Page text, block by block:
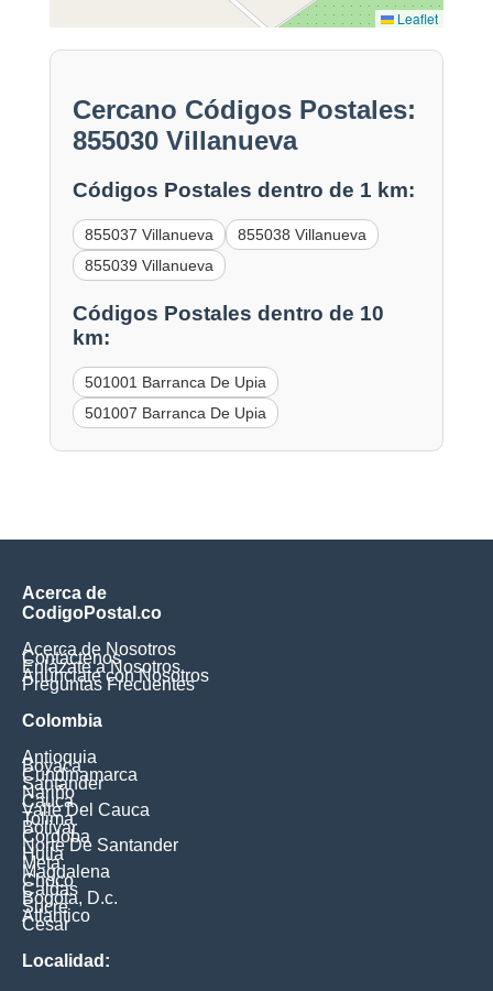
Leaflet
Cercano Códigos Postales:
855030 Villanueva
Códigos Postales dentro de 1 km:
855037 Villanueva
855038 Villanueva
855039 Villanueva
Códigos Postales dentro de 10
km:
501001 Barranca De Upia
501007 Barranca De Upia
Acerca de
CodigoPostal.co
Acerca de Nosotros
Contáctenos
Enlázate a Nosotros
Anúnciate con Nosotros
Preguntas Frecuentes
Colombia
Antioquia
Boyaca
Cundinamarca
Santander
Nariño
Cauca
Valle Del Cauca
Tolima
Bolivar
Cordoba
Norte De Santander
Huila
Meta
Magdalena
Choco
Caldas
Bogota, D.c.
Sucre
Atlantico
Cesar
Localidad: